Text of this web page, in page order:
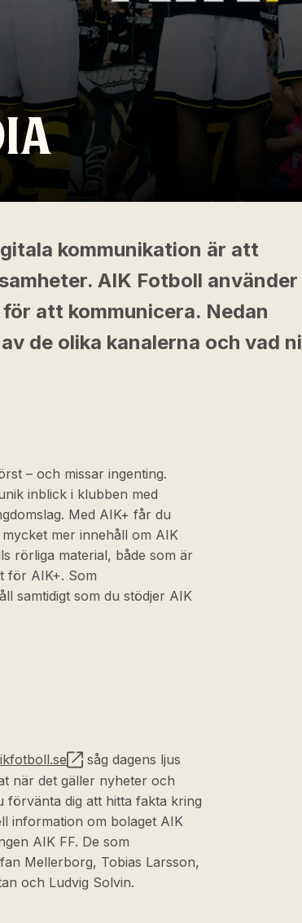
kommunikation är att
AIK Fotboll använder
att kommunicera. Nedan
de olika kanalerna och vad ni
– och missar ingenting.
inblick i klubben med
Med AIK+ får du
mer innehåll om AIK
rörliga material, både som är
för AIK+. Som
samtidigt som du stödjer AIK
såg dagens ljus
när det gäller nyheter och
dig att hitta fakta kring
information om bolaget AIK
AIK FF. De som
Mellerborg, Tobias Larsson,
och Ludvig Solvin.